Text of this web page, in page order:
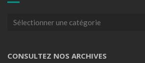
Articles
CONSULTEZ NOS ARCHIVES